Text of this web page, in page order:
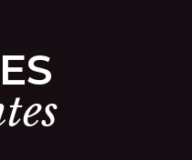
ES
tes